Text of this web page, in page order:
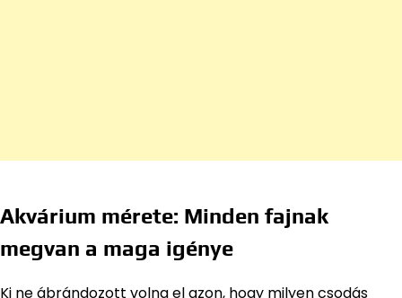
Akvárium mérete: Minden fajnak
megvan a maga igénye
Ki ne ábrándozott volna el azon, hogy milyen csodás